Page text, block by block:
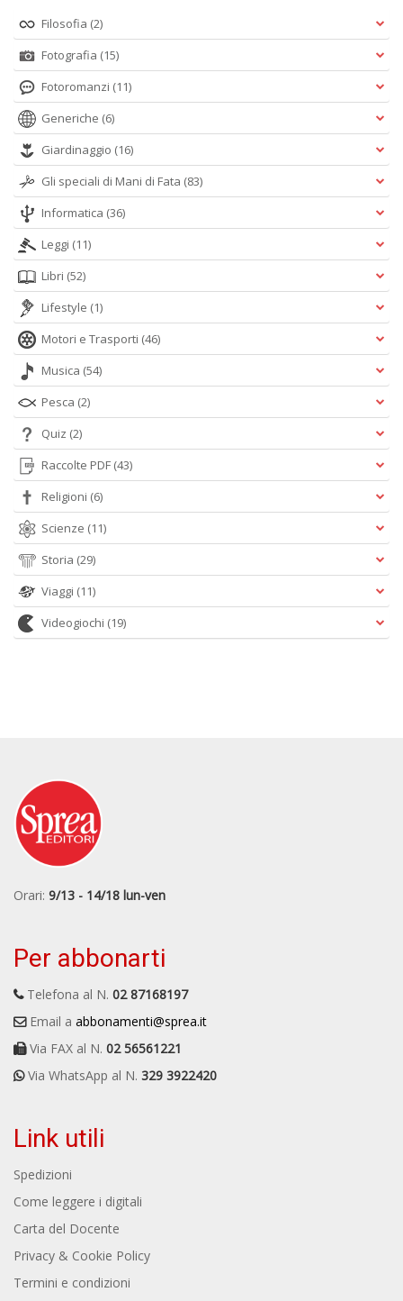
Filosofia (2)
Fotografia (15)
Fotoromanzi (11)
Generiche (6)
Giardinaggio (16)
Gli speciali di Mani di Fata (83)
Informatica (36)
Leggi (11)
Libri (52)
Lifestyle (1)
Motori e Trasporti (46)
Musica (54)
Pesca (2)
Quiz (2)
Raccolte PDF (43)
Religioni (6)
Scienze (11)
Storia (29)
Viaggi (11)
Videogiochi (19)
Orari: 9/13 - 14/18 lun-ven
Per abbonarti
Telefona al N. 02 87168197
Email a abbonamenti@sprea.it
Via FAX al N. 02 56561221
Via WhatsApp al N. 329 3922420
Link utili
Spedizioni
Come leggere i digitali
Carta del Docente
Privacy & Cookie Policy
Termini e condizioni